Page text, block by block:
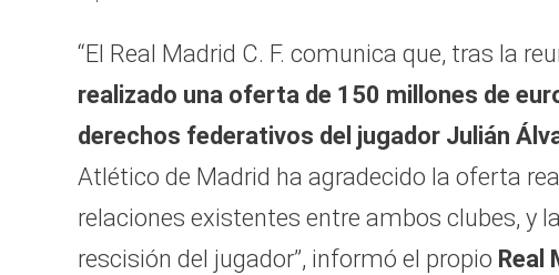
“El Real Madrid C. F. comunica que, tras la
realizado una oferta de 150 millones de
derechos federativos del jugador Julián
Atlético de Madrid ha agradecido la oferta
relaciones existentes entre ambos clubes, y
rescisión del jugador”, informó el propio Real